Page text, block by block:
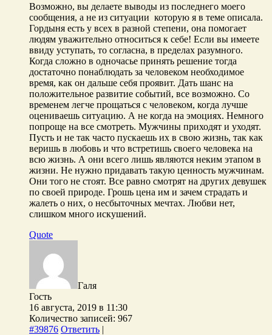
Возможно, вы делаете выводы из последнего моего
сообщения, а не из ситуации которую я в теме описала.
Гордыня есть у всех в разной степени, она помогает
людям уважительно относиться к себе! Если вы имеете
ввиду уступать, то согласна, в пределах разумного.
Когда сложно в одночасье принять решение тогда
достаточно понаблюдать за человеком необходимое
время, как он дальше себя проявит. Дать шанс на
положительное развитие событий, все возможно. Со
временем легче прощаться с человеком, когда лучше
оцениваешь ситуацию. А не когда на эмоциях. Немного
попроще на все смотреть. Мужчины приходят и уходят.
Пусть и не так часто пускаешь их в свою жизнь, так как
веришь в любовь и что встретишь своего человека на
всю жизнь. А они всего лишь являются неким этапом в
жизни. Не нужно придавать такую ценность мужчинам.
Они того не стоят. Все равно смотрят на других девушек
по своей природе. Грошь цена им и зачем страдать и
жалеть о них, о несбыточных мечтах. Любви нет,
слишком много искушений.
Quote
Галя
Гость
16 августа, 2019 в 11:30
Количество записей: 967
#39876 Ответить |